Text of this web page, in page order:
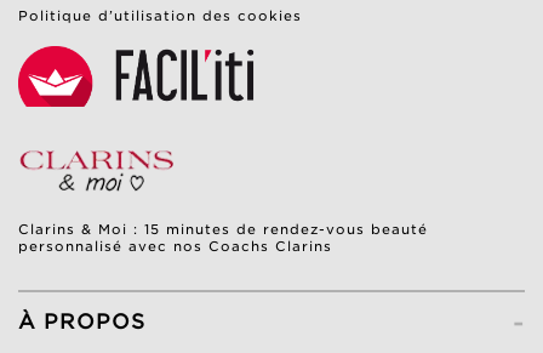
Politique d’utilisation des cookies
Clarins & Moi : 15 minutes de rendez-vous beauté
personnalisé avec nos Coachs Clarins
-
À PROPOS